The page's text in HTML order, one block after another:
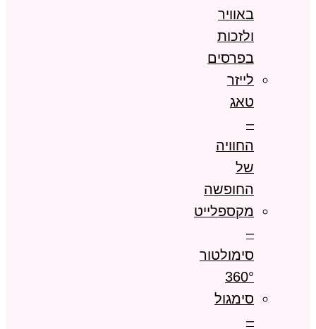
באוויר
ולזכות
בפרסים
לייזר
טאג
–
החוויה
של
החופשה
מקספלייט
–
סימולטור
360°
סימגול
–